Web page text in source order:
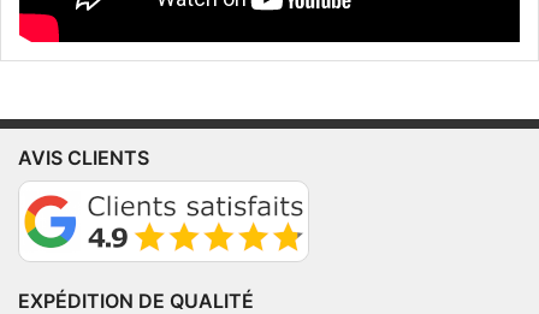
AVIS CLIENTS
EXPÉDITION DE QUALITÉ